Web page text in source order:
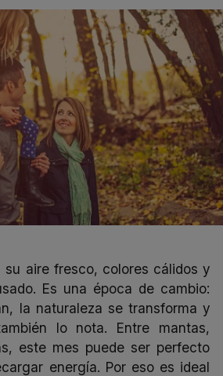
su aire fresco, colores cálidos y
Es una época de cambio:
la naturaleza se transforma y
lo nota. Entre mantas,
este mes puede ser perfecto
energía. Por eso es ideal